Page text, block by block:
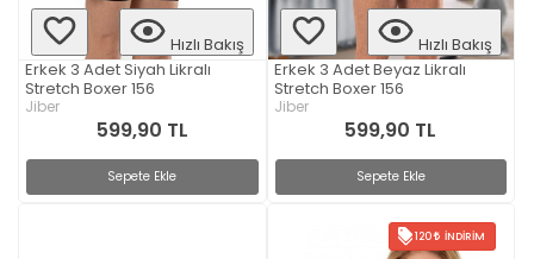
Hızlı Bakış
Erkek 3 Adet Siyah Likralı
Stretch Boxer 156
Jiber
599,90 TL
Sepete Ekle
Hızlı Bakış
Erkek 3 Adet Beyaz Likralı
Stretch Boxer 156
Jiber
599,90 TL
Sepete Ekle
120 İNDIRIM